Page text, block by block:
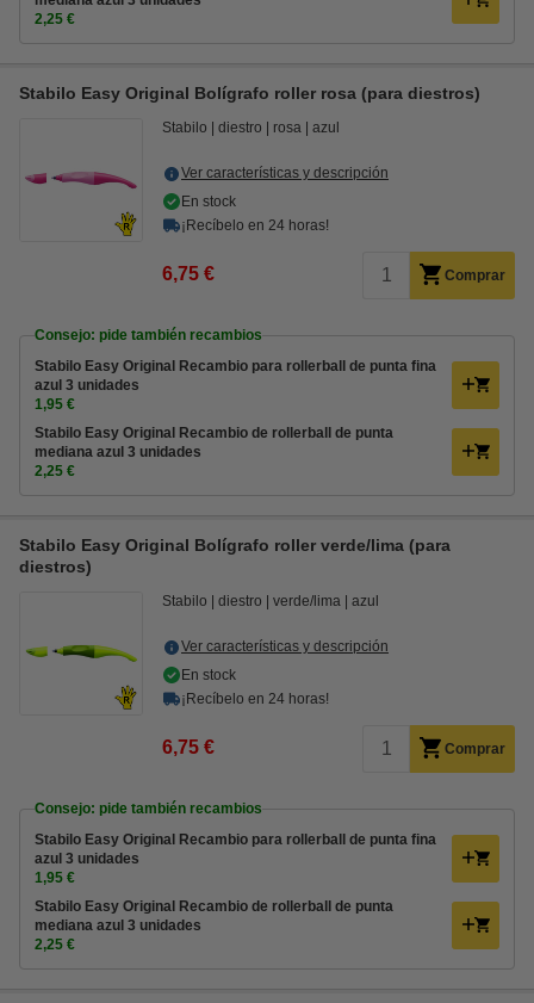
2,25 €
Stabilo Easy Original Bolígrafo roller rosa (para diestros)
Stabilo diestro rosa azul
Ver características y descripción
En stock
¡Recíbelo en 24 horas!
6,75 € Comprar
Consejo: pide también recambios
Stabilo Easy Original Recambio para rollerball de punta fina
azul 3 unidades
1,95 €
Stabilo Easy Original Recambio de rollerball de punta
mediana azul 3 unidades
2,25 €
Stabilo Easy Original Bolígrafo roller verde/lima (para
diestros)
Stabilo diestro verde/lima azul
Ver características y descripción
En stock
¡Recíbelo en 24 horas!
6,75 € Comprar
Consejo: pide también recambios
Stabilo Easy Original Recambio para rollerball de punta fina
azul 3 unidades
1,95 €
Stabilo Easy Original Recambio de rollerball de punta
mediana azul 3 unidades
2,25 €